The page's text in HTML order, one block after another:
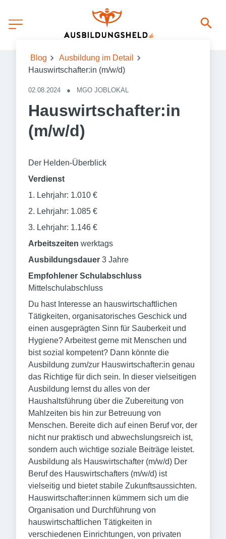
Blog
Ausbildung im Detail
Hauswirtschafter:in (m/w/d)
02.08.2024 ● MGO JOBLOKAL
Hauswirtschafter:in
(m/w/d)
Der Helden-Überblick
Verdienst
1. Lehrjahr: 1.010 €
2. Lehrjahr: 1.085 €
3. Lehrjahr: 1.146 €
Arbeitszeiten werktags
Ausbildungsdauer 3 Jahre
Empfohlener Schulabschluss
Mittelschulabschluss
Du hast Interesse an hauswirtschaftlichen
Tätigkeiten, organisatorisches Geschick und
einen ausgeprägten Sinn für Sauberkeit und
Hygiene? Arbeitest gerne mit Menschen und
bist sozial kompetent? Dann könnte die
Ausbildung zum/zur Hauswirtschafter:in genau
das Richtige für dich sein. In dieser vielseitigen
Ausbildung lernst du alles von der
Haushaltsführung über die Zubereitung von
Mahlzeiten bis hin zur Betreuung von
Menschen. Bereite dich auf einen Beruf vor, der
nicht nur praktisch und abwechslungsreich ist,
sondern auch wichtige soziale Beiträge leistet.
Ausbildung als Hauswirtschafter (m/w/d) Der
Beruf des Hauswirtschafters (m/w/d) ist
vielseitig und bietet stabile Zukunftsaussichten.
Hauswirtschafter:innen kümmern sich um die
Organisation und Durchführung von
hauswirtschaftlichen Tätigkeiten in
verschiedenen Einrichtungen, von privaten